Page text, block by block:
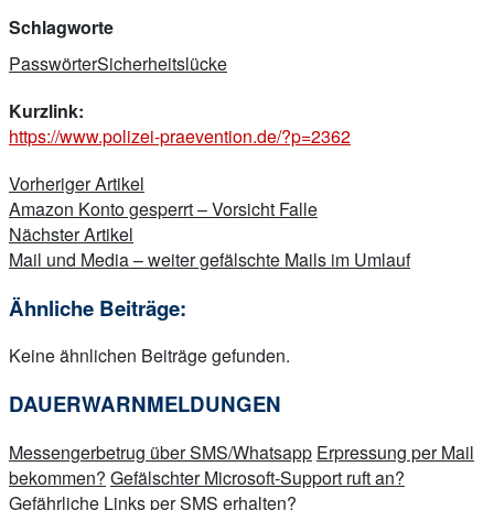
Schlagworte
PasswörterSicherheitslücke
Kurzlink:
https://www.polizei-praevention.de/?p=2362
Beitragsnavigation
Vorheriger Artikel
Amazon Konto gesperrt – Vorsicht Falle
Nächster Artikel
Mail und Media – weiter gefälschte Mails im Umlauf
Ähnliche Beiträge:
Keine ähnlichen Beiträge gefunden.
DAUERWARNMELDUNGEN
Messengerbetrug über SMS/Whatsapp Erpressung per Mail
bekommen? Gefälschter Microsoft-Support ruft an?
Gefährliche Links per SMS erhalten?